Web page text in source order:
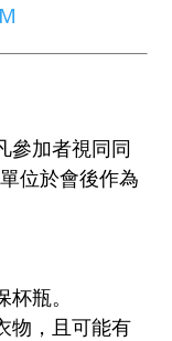
參加者視同同
位於會後作為
瓶。
物，且可能有